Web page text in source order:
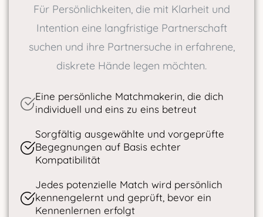
Für Persönlichkeiten, die mit Klarheit und
Intention eine langfristige Partnerschaft
suchen und ihre Partnersuche in erfahrene,
diskrete Hände legen möchten.
Eine persönliche Matchmakerin, die dich
individuell und eins zu eins betreut
Sorgfältig ausgewählte und vorgeprüfte
Begegnungen auf Basis echter
Kompatibilität
Jedes potenzielle Match wird persönlich
kennengelernt und geprüft, bevor ein
Kennenlernen erfolgt